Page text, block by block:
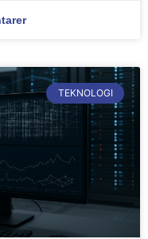
TEKNOLOGI